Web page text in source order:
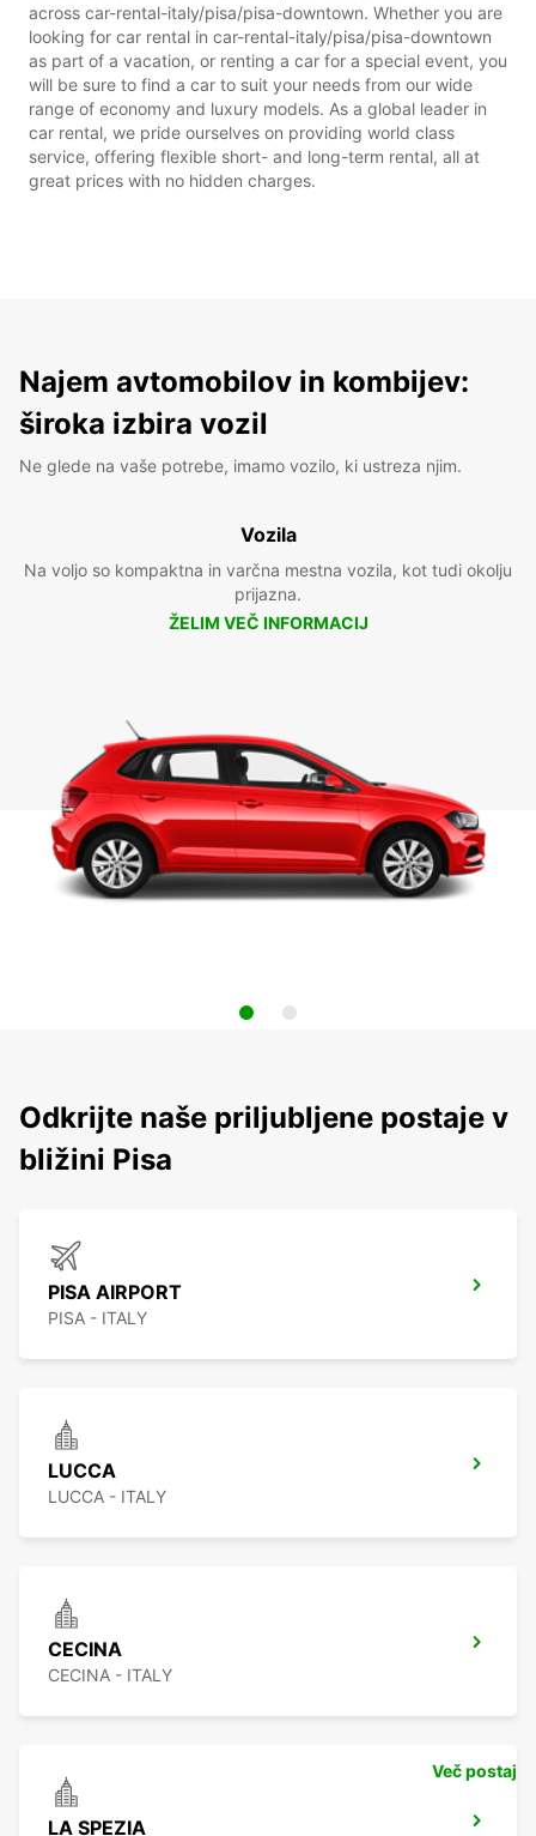
across car-rental-italy/pisa/pisa-downtown. Whether you are
looking for car rental in car-rental-italy/pisa/pisa-downtown
as part of a vacation, or renting a car for a special event, you
will be sure to find a car to suit your needs from our wide
range of economy and luxury models. As a global leader in
car rental, we pride ourselves on providing world class
service, offering flexible short- and long-term rental, all at
great prices with no hidden charges.
Najem avtomobilov in kombijev:
široka izbira vozil
Ne glede na vaše potrebe, imamo vozilo, ki ustreza njim.
Vozila
Na voljo so kompaktna in varčna mestna vozila, kot tudi okolju
prijazna.
ŽELIM VEČ INFORMACIJ
Odkrijte naše priljubljene postaje v
bližini Pisa
PISA AIRPORT
PISA - ITALY
LUCCA
LUCCA - ITALY
CECINA
CECINA - ITALY
LA SPEZIA
Več postaj